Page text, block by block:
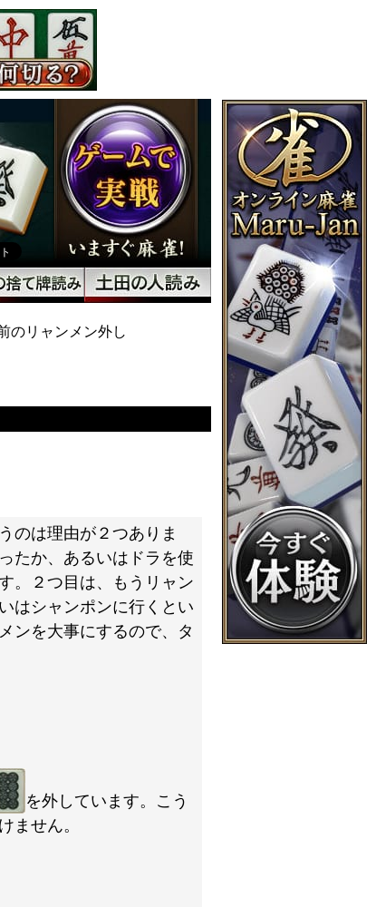
のリャンメン外し
のは理由が２つありま
たか、あるいはドラを使
。２つ目は、もうリャン
はシャンポンに行くとい
ンを大事にするので、タ
を外しています。こう
ません。